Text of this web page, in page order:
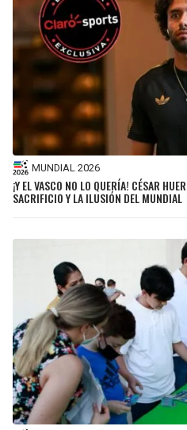
MUNDIAL 2026
¡Y EL VASCO NO LO QUERÍA! CÉSAR
SACRIFICIO Y LA ILUSIÓN DEL MUNDIAL